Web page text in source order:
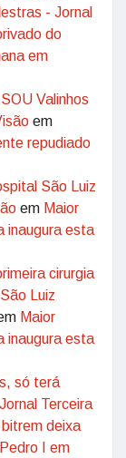
- Jornal
do
em
Valinhos
em
repudiado
São Luiz
em Maior
inaugura esta
cirurgia
Luiz
Maior
inaugura esta
só terá
Terceira
deixa
I em